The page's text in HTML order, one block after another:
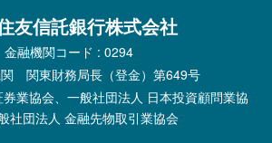
友信託銀行株式会社
金融機関コード : 0294
関東財務局長（登金）第649号
業協会、一般社団法人 日本投資顧問業協
社団法人 金融先物取引業協会